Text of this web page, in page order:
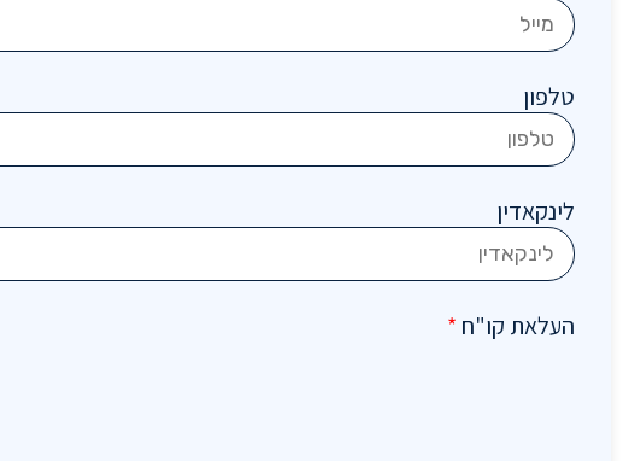
טלפון
לינקאדין
העלאת קו"ח *